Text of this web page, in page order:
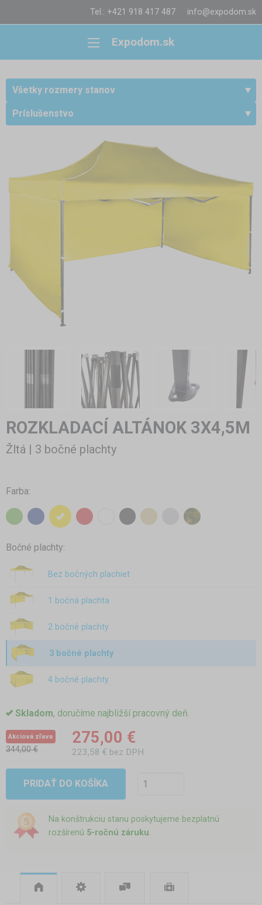
Tel.: +421 918 417 487 info@expodom.sk
Expodom.sk
Všetky rozmery stanov
Príslušenstvo
ROZKLADACÍ ALTÁNOK 3X4,5M
Žltá | 3 bočné plachty
Farba:
Bočné plachty:
Bez bočných plachiet
1 bočná plachta
2 bočné plachty
3 bočné plachty
4 bočné plachty
Skladom, doručíme najbližší pracovný deň.
Akciová zľava
344,00 €
275,00 €
223,58 € bez DPH
PRIDAŤ DO KOŠÍKA
Na konštrukciu stanu poskytujeme bezplatnú
rozšírenú 5-ročnú záruku.